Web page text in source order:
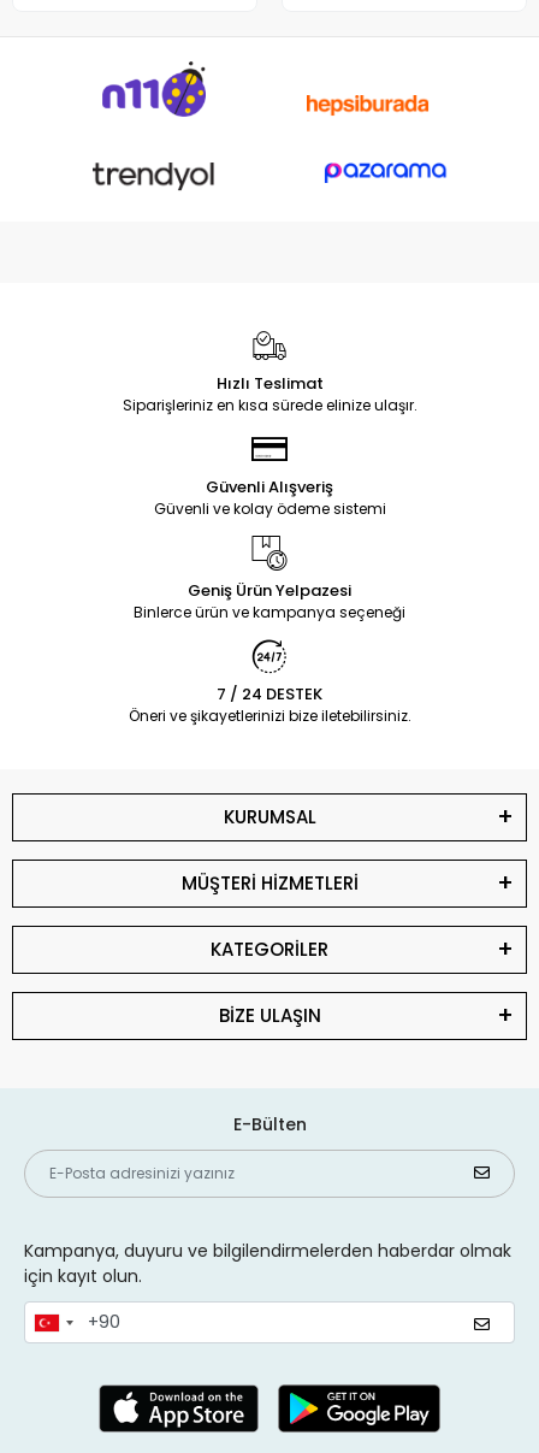
Hızlı Teslimat
Siparişleriniz en kısa sürede elinize ulaşır.
Güvenli Alışveriş
Güvenli ve kolay ödeme sistemi
Geniş Ürün Yelpazesi
Binlerce ürün ve kampanya seçeneği
7 / 24 DESTEK
Öneri ve şikayetlerinizi bize iletebilirsiniz.
KURUMSAL
MÜŞTERİ HİZMETLERİ
KATEGORİLER
BİZE ULAŞIN
E-Bülten
Kampanya, duyuru ve bilgilendirmelerden haberdar olmak
için kayıt olun.